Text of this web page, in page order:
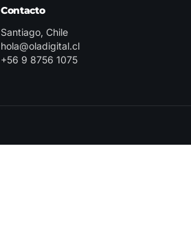
Contacto
Santiago, Chile
hola@oladigital.cl
+56 9 8756 1075